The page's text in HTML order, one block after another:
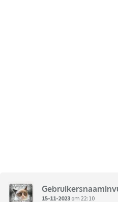
15-11-2023 om 22:10